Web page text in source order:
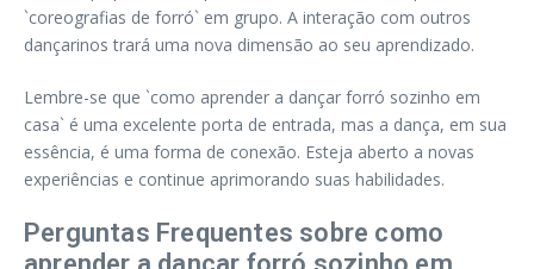
`coreografias de forró` em grupo. A interação com outros
dançarinos trará uma nova dimensão ao seu aprendizado.
Lembre-se que `como aprender a dançar forró sozinho em
casa` é uma excelente porta de entrada, mas a dança, em sua
essência, é uma forma de conexão. Esteja aberto a novas
experiências e continue aprimorando suas habilidades.
Perguntas Frequentes sobre como